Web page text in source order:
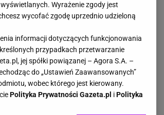
8/14
Wyrażenie zgody jest
wycofać zgodę uprzednio udzieloną
informacji dotyczących funkcjonowania
przypadkach przetwarzanie
jej spółki powiązanej – Agora S.A. –
do „Ustawień Zaawansowanych”
wobec którego jest kierowany.
Polityka Prywatności Gazeta.pl iPolityka